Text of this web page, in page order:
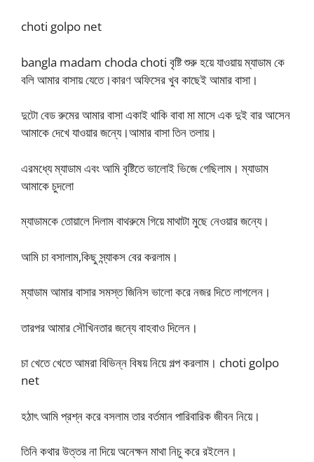
choti golpo net
bangla madam choda choti বৃষ্টি শুরু হয়ে যাওয়ায় ম্যাডাম কে
বলি আমার বাসায় যেতে।কারণ অফিসের খুব কাছেই আমার বাসা।
দুটো বেড রুমের আমার বাসা একাই থাকি বাবা মা মাসে এক দুই বার আসেন
আমাকে দেখে যাওয়ার জন্যে।আমার বাসা তিন তলায়।
এরমধ্যে ম্যাডাম এবং আমি বৃষ্টিতে ভালোই ভিজে গেছিলাম। ম্যাডাম
আমাকে চুদলো
ম্যাডামকে তোয়ালে দিলাম বাথরুমে গিয়ে মাথাটা মুছে নেওয়ার জন্যে।
আমি চা বসালাম,কিছু স্ন্যাকস বের করলাম।
ম্যাডাম আমার বাসার সমস্ত জিনিস ভালো করে নজর দিতে লাগলেন।
তারপর আমার সৌখিনতার জন্যে বাহবাও দিলেন।
চা খেতে খেতে আমরা বিভিন্ন বিষয় নিয়ে গল্প করলাম। choti golpo
net
হঠাৎ আমি প্রশ্ন করে বসলাম তার বর্তমান পারিবারিক জীবন নিয়ে।
তিনি কথার উত্তর না দিয়ে অনেক্ষন মাথা নিচু করে রইলেন।